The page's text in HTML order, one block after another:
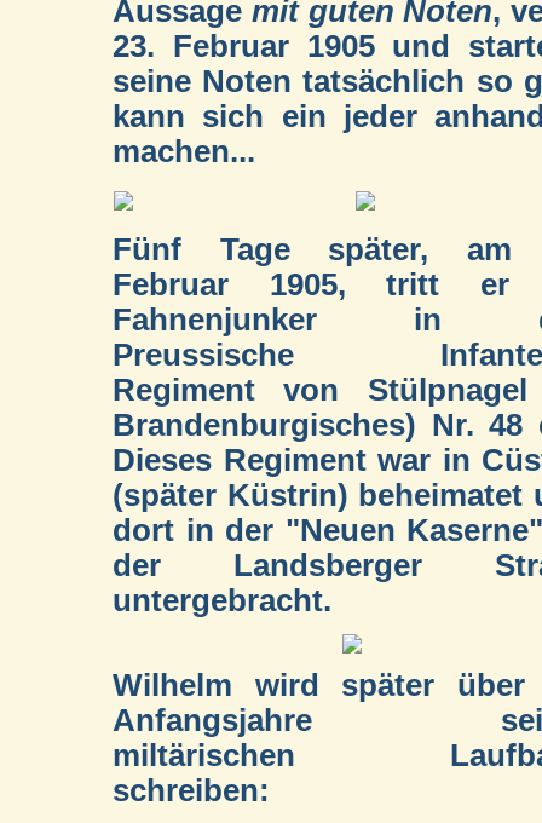
Aussage mit guten Noten,
23. Februar 1905 und
seine Noten tatsächlich so
kann sich ein jeder
machen...
Fünf Tage später, am
Februar 1905, tritt er
Fahnenjunker in
Preussische
Regiment von
Brandenburgisches) Nr. 48
Dieses Regiment war in
(später Küstrin) beheimatet
dort in der "Neuen
der Landsberger
untergebracht.
Wilhelm wird später über
Anfangsjahre
miltärischen
schreiben: